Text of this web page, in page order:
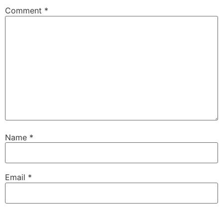
Comment *
Name *
Email *